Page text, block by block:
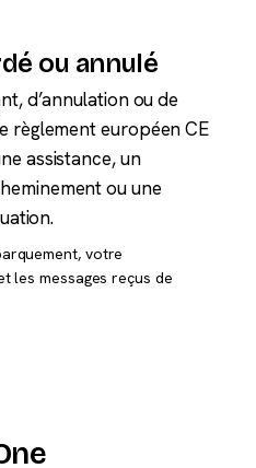
ou annulé
d’annulation ou de
règlement européen CE
assistance, un
ou une
votre
les messages reçus de